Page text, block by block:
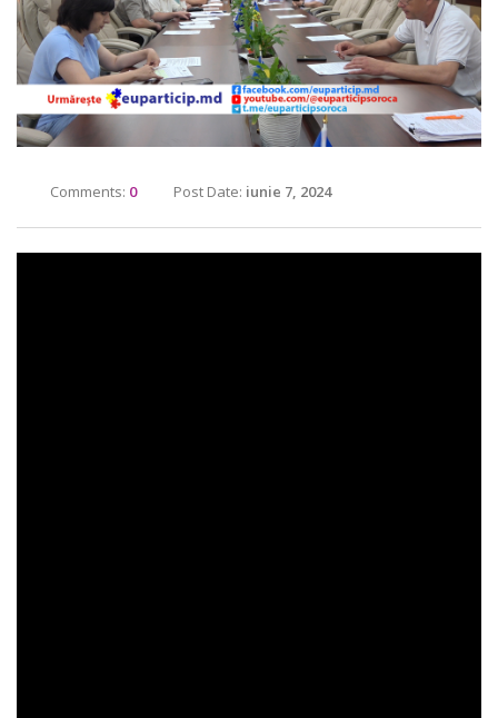
Comments: 0 Post Date: iunie 7, 2024